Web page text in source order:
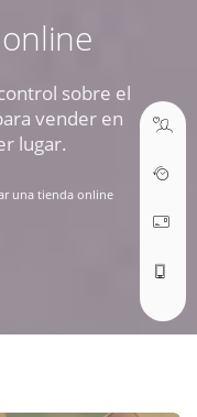
sobre el
vender en
lugar.
una tienda online
ABRIR TICKET